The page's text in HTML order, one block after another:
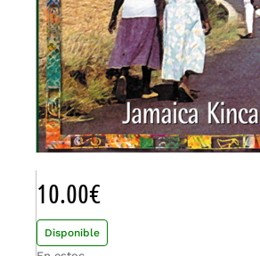
10.00€
Disponible